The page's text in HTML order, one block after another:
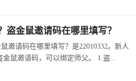
盗金鼠邀请码在哪里填写？
邀请码在哪里填写？是22010332。新人
金鼠邀请码，可以绑定师父。 1.盗...